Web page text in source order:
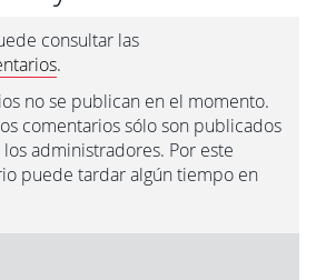
consultar las
.
no se publican en el momento.
comentarios sólo son publicados
administradores. Por este
puede tardar algún tiempo en